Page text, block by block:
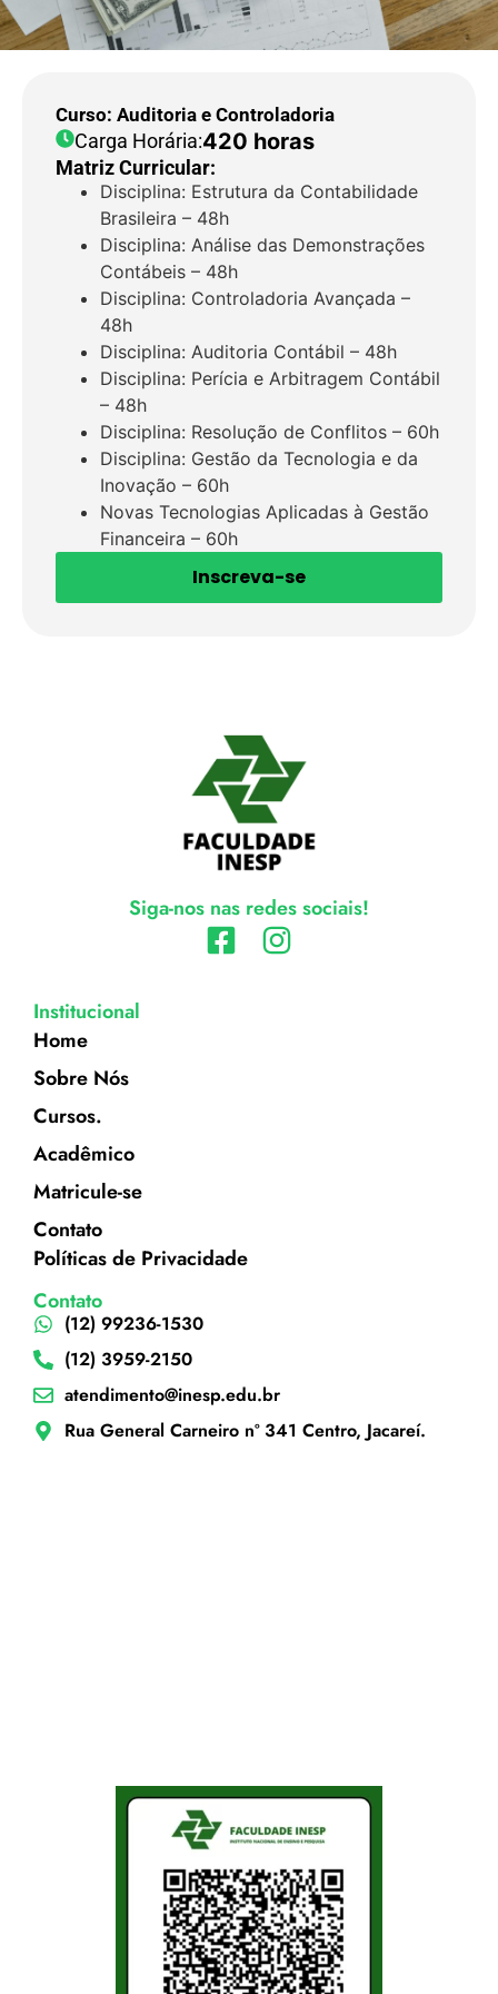
Curso: Auditoria e Controladoria
Carga Horária:420 horas
Matriz Curricular:
Disciplina: Estrutura da Contabilidade
Brasileira – 48h
Disciplina: Análise das Demonstrações
Contábeis – 48h
Disciplina: Controladoria Avançada –
48h
Disciplina: Auditoria Contábil – 48h
Disciplina: Perícia e Arbitragem Contábil
– 48h
Disciplina: Resolução de Conflitos – 60h
Disciplina: Gestão da Tecnologia e da
Inovação – 60h
Novas Tecnologias Aplicadas à Gestão
Financeira – 60h
Inscreva-se
Siga-nos nas redes sociais!
Institucional
Home
Sobre Nós
Cursos.
Acadêmico
Matricule-se
Contato
Políticas de Privacidade
Contato
(12) 99236-1530
(12) 3959-2150
atendimento@inesp.edu.br
Rua General Carneiro nº 341 Centro, Jacareí.